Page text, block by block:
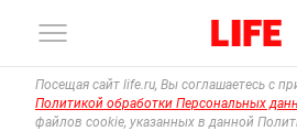
Посещая сайт life.ru, Вы соглашаетесь с
Политикой обработки Персональных
файлов cookie, указанных в данной